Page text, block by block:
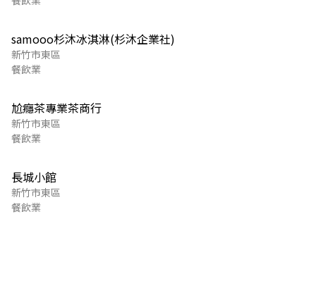
samooo杉沐冰淇淋(杉沐企業社)
新竹市東區
餐飲業
尬癮茶專業茶商行
新竹市東區
餐飲業
長城小館
新竹市東區
餐飲業